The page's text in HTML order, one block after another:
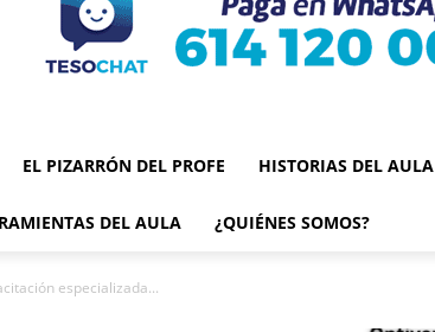
EL PIZARRÓN DEL PROFE HISTORIAS DEL AULA
DEL AULA ¿QUIÉNES SOMOS?
especializada...